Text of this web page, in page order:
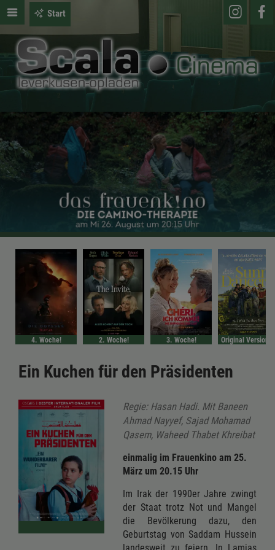
Start
4. Woche! 2. Woche! 3. Woche!
Ein Kuchen für den Präsidenten
Regie: Hasan Hadi. Mit Baneen
Ahmad Nayyef, Sajad Mohamad
Qasem, Waheed Thabet Khreibat
einmalig im Frauenkino am 25.
März um 20.15 Uhr
Im Irak der 1990er Jahre zwingt
der Staat trotz Not und Mangel
die Bevölkerung dazu, den
Geburtstag von Saddam Hussein